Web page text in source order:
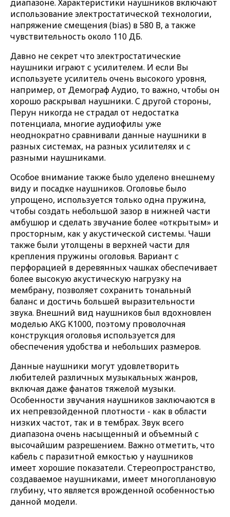
диапазоне. Характеристики наушников включают
использование электростатической технологии,
напряжение смещения (bias) в 580 В, а также
чувствительность около 110 ДБ.
Давно не секрет что электростатические
наушники играют с усилителем. И если Вы
используете усилитель очень высокого уровня,
например, от Демограф Аудио, то важно, чтобы он
хорошо раскрывал наушники. С другой стороны,
Перун никогда не страдал от недостатка
потенциала, многие аудиофилы уже
неоднократно сравнивали данные наушники в
разных системах, на разных усилителях и с
разными наушниками.
Особое внимание также было уделено внешнему
виду и посадке наушников. Оголовье было
упрощено, используется только одна пружина,
чтобы создать небольшой зазор в нижней части
амбушюр и сделать звучание более «открытым» и
просторным, как у акустической системы. Чаши
также были утолщены в верхней части для
крепления пружины оголовья. Вариант с
перфорацией в деревянных чашках обеспечивает
более высокую акустическую нагрузку на
мембрану, позволяет сохранить тональный
баланс и достичь большей выразительности
звука. Внешний вид наушников был вдохновлен
моделью AKG K1000, поэтому проволочная
конструкция оголовья используется для
обеспечения удобства и небольших размеров.
Данные наушники могут удовлетворить
любителей различных музыкальных жанров,
включая даже фанатов тяжелой музыки.
Особенности звучания наушников заключаются в
их непревзойденной плотности - как в области
низких частот, так и в тембрах. Звук всего
диапазона очень насыщенный и объемный с
высочайшим разрешением. Важно отметить, что
кабель с паразитной емкостью у наушников
имеет хорошие показатели. Стереопространство,
создаваемое наушниками, имеет многоплановую
глубину, что является врожденной особенностью
данной модели.